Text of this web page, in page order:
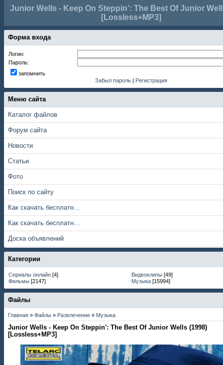
Junior Wells - Keep On Steppin': The Best Of Junior
[Lossless+MP3]
Форма входа
Логин:
Пароль:
запомнить
Забыл пароль | Регистрация
Меню сайта
Каталог файлов
Форум сайта
Новости
Статьи
Фото
Поиск по сайту
Как скачать бесплатн...
Как скачать бесплатн...
Доска объявлений
Категории
Сериалы онлайн [4] Видеоклипы [49]
Фильмы [2147] Музыка [15994]
Файлы
Главная » Файлы » Развлечение » Музыка
Junior Wells - Keep On Steppin': The Best Of Junior Wells (1998)
[Lossless+MP3]